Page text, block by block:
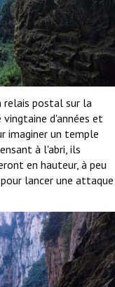
relais postal sur la
d'années et
imaginer un temple
à l'abri, ils
en hauteur, à peu
lancer une attaque